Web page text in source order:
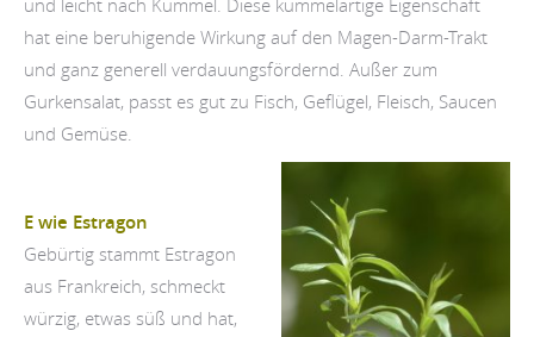
und leicht nach Kümmel. Diese kümmelartige Eigenschaft
hat eine beruhigende Wirkung auf den Magen-Darm-Trakt
und ganz generell verdauungsfördernd. Außer zum
Gurkensalat, passt es gut zu Fisch, Geflügel, Fleisch, Saucen
und Gemüse.
E wie Estragon
Gebürtig stammt Estragon
aus Frankreich, schmeckt
würzig, etwas süß und hat,